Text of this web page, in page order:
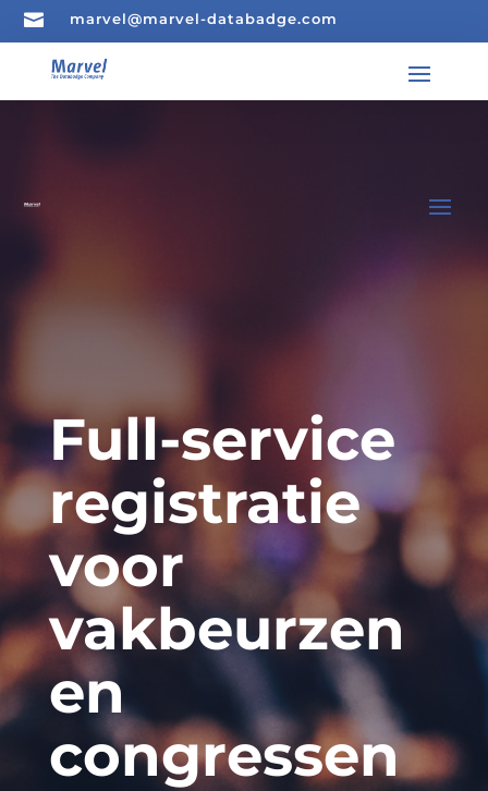
 marvel@marvel-databadge.com
Full-service
registratie
voor
vakbeurzen
en
congressen